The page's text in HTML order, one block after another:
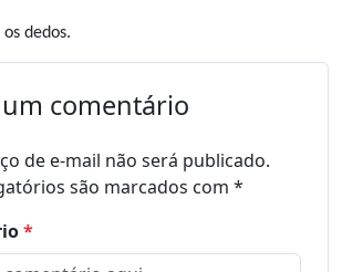
dedos.
comentário
de e-mail não será publicado.
são marcados com *
*